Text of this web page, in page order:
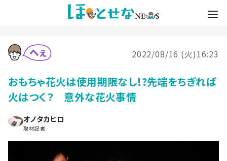
2022/08/16 (火)16:23
おもちゃ花火は使用期限なし!?先端をちぎれば
火はつく？ 意外な花火事情
オノタカヒロ
取材記者